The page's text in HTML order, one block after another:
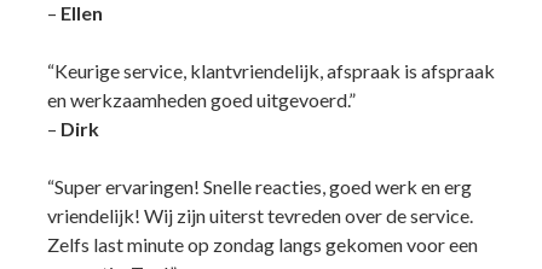
– Ellen
“Keurige service, klantvriendelijk, afspraak is afspraak
en werkzaamheden goed uitgevoerd.”
– Dirk
“Super ervaringen! Snelle reacties, goed werk en erg
vriendelijk! Wij zijn uiterst tevreden over de service.
Zelfs last minute op zondag langs gekomen voor een